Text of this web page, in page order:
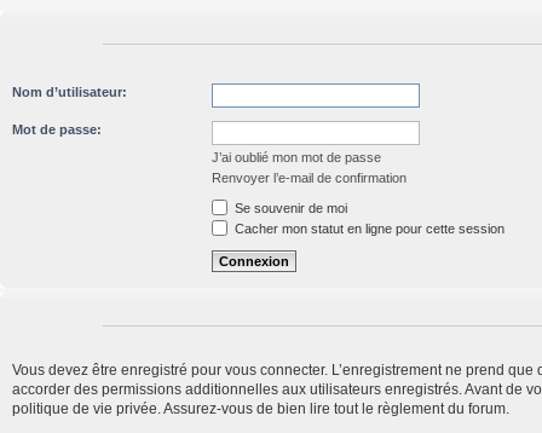
Nom d’utilisateur:
Mot de passe:
J’ai oublié mon mot de passe
Renvoyer l’e-mail de confirmation
Se souvenir de moi
Cacher mon statut en ligne pour cette session
Vous devez être enregistré pour vous connecter. L’enregistrement ne prend
accorder des permissions additionnelles aux utilisateurs enregistrés. Avant de
politique de vie privée. Assurez-vous de bien lire tout le règlement du forum.